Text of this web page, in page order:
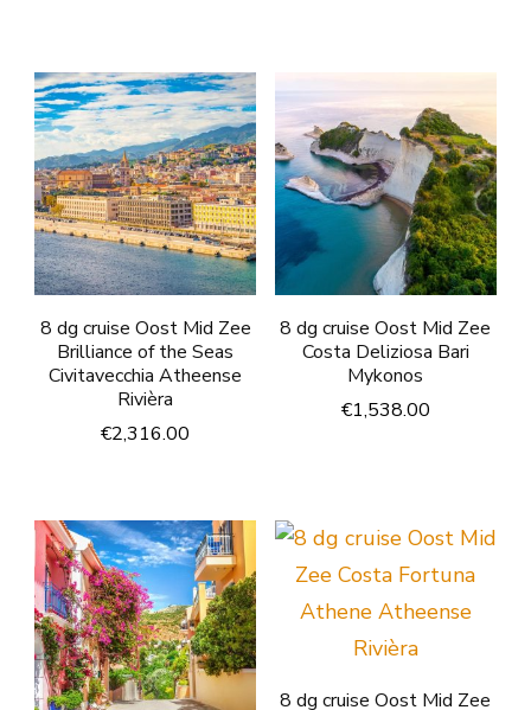
8 dg cruise Oost Mid Zee
Brilliance of the Seas
Civitavecchia Atheense
Rivièra
€2,316.00
8 dg cruise Oost Mid Zee
Costa Deliziosa Bari
Mykonos
€1,538.00
8 dg cruise Oost Mid Zee